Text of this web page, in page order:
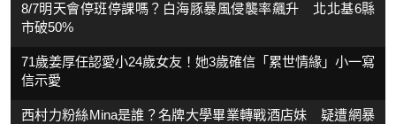
8/7明天會停班停課嗎？白海豚暴風侵襲率飆升 北北基6縣
市破50%
71歲姜厚任認愛小24歲女友！她3歲確信「累世情緣」小一寫
信示愛
西村力粉絲Mina是誰？名牌大學畢業轉戰酒店妹 疑遭網暴